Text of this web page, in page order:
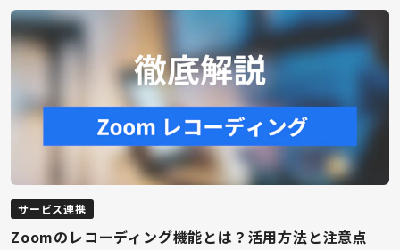
サービス連携
Zoomのレコーディング機能とは？活用方法と注意点